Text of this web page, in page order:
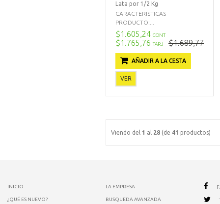
Lata por 1/2 Kg
CARACTERISTICAS
PRODUCTO:...
$1.605,24 CONT
$1.765,76 TARJ $1.689,77
AÑADIR A LA CESTA
VER
Viendo del 1 al 28 (de 41 productos)
INICIO
¿QUÉ ES NUEVO?
LA EMPRESA
BUSQUEDA AVANZADA